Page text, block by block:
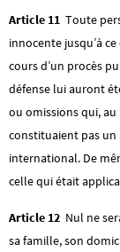
Article 11 Toute
innocente jusqu’à
cours d’un procès
défense lui auront
ou omissions qui,
constituaient pas un
international. De
celle qui était
Article 12 Nul ne
sa famille, son